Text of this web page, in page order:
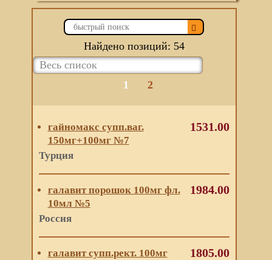
Найдено позиций: 54
1 2
гайномакс супп.ваг.
150мг+100мг №7
Турция
1531.00
галавит порошок 100мг фл.
10мл №5
Россия
1984.00
галавит супп.рект. 100мг
1805.00